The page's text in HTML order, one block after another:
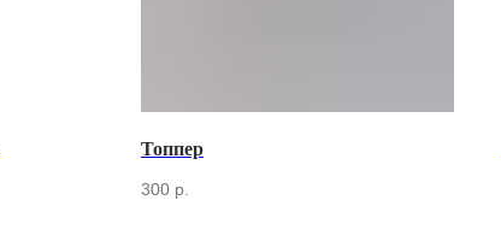
Топпер
300 р.